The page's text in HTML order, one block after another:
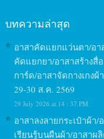
บทความล่าสุด
อาสาคัดแยกแว่นตา/อ
คัดแยกยา/อาสาสร้างสื่
การ์ด/อาสาจัดกางเกง
29-30 ส.ค. 2569
29 July 2026 at 14 : 37 PM
อาสาลงลายกระเป๋าผ้า
เรียนรู้บนผืนผ้า/อาสา